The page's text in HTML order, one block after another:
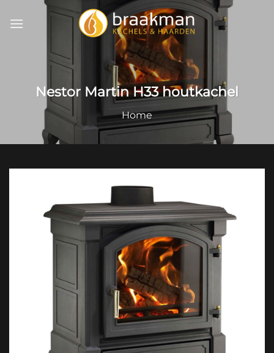
naar
Nestor Martin H33 houtkachel
Home